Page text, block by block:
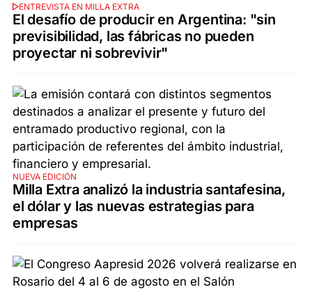
ENTREVISTA EN MILLA EXTRA
El desafío de producir en Argentina: "sin
previsibilidad, las fábricas no pueden
proyectar ni sobrevivir"
NUEVA EDICIÓN
Milla Extra analizó la industria santafesina,
el dólar y las nuevas estrategias para
empresas